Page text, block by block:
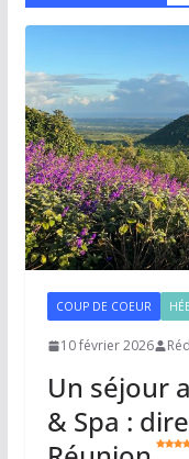
COUP DE COEUR
10 février 2026
Un séjour
& Spa :